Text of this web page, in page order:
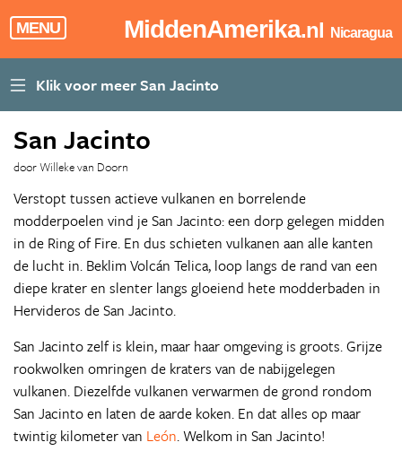
MENU MiddenAmerika.nl Nicaragua
San Jacinto
door Willeke van Doorn
Verstopt tussen actieve vulkanen en borrelende
modderpoelen vind je San Jacinto: een dorp gelegen midden
in de Ring of Fire. En dus schieten vulkanen aan alle kanten
de lucht in. Beklim Volcán Telica, loop langs de rand van een
diepe krater en slenter langs gloeiend hete modderbaden in
Hervideros de San Jacinto.
San Jacinto zelf is klein, maar haar omgeving is groots. Grijze
rookwolken omringen de kraters van de nabijgelegen
vulkanen. Diezelfde vulkanen verwarmen de grond rondom
San Jacinto en laten de aarde koken. En dat alles op maar
twintig kilometer van León. Welkom in San Jacinto!